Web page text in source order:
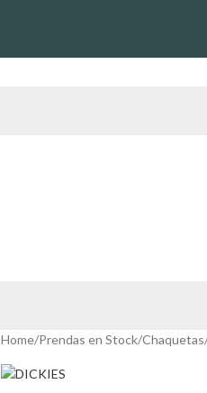
Home Prendas en Stock Chaquetas